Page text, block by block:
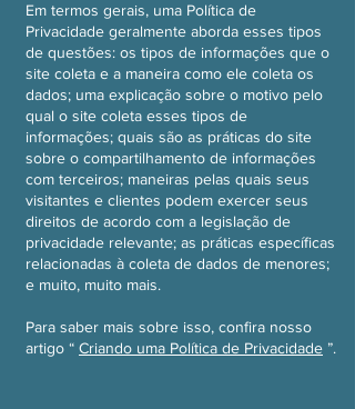
Em termos gerais, uma Política de
Privacidade geralmente aborda esses tipos
de questões: os tipos de informações que o
site coleta e a maneira como ele coleta os
dados; uma explicação sobre o motivo pelo
qual o site coleta esses tipos de
informações; quais são as práticas do site
sobre o compartilhamento de informações
com terceiros; maneiras pelas quais seus
visitantes e clientes podem exercer seus
direitos de acordo com a legislação de
privacidade relevante; as práticas específicas
relacionadas à coleta de dados de menores;
e muito, muito mais.
Para saber mais sobre isso, confira nosso
artigo “ Criando uma Política de Privacidade ”.